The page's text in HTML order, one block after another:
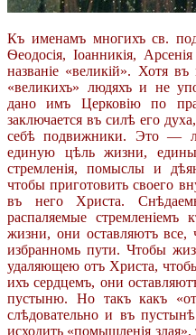
Къ именамъ многихъ св.
Ѳеодосія, Іоанникія,
названіе «великій». Хотя
«великихъ» людяхъ и не
дано имъ Церковію по
заключается въ силѣ его
себѣ подвижники. Это —
единую цѣль жизни,
стремленія, помыслы и
чтобы приготовить своего
въ него Христа.
распаляемые
жизни, они оставляютъ все,
избранномь пути. Чтобы
удаляющею отъ Христа,
ихъ сердцемъ, они
пустыню. Но такъ какъ
слѣдовательно и въ
исходить «помышленія